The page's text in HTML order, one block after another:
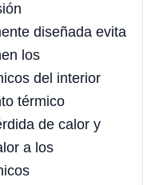
diseñada evita
los
del interior
térmico
de calor y
a los